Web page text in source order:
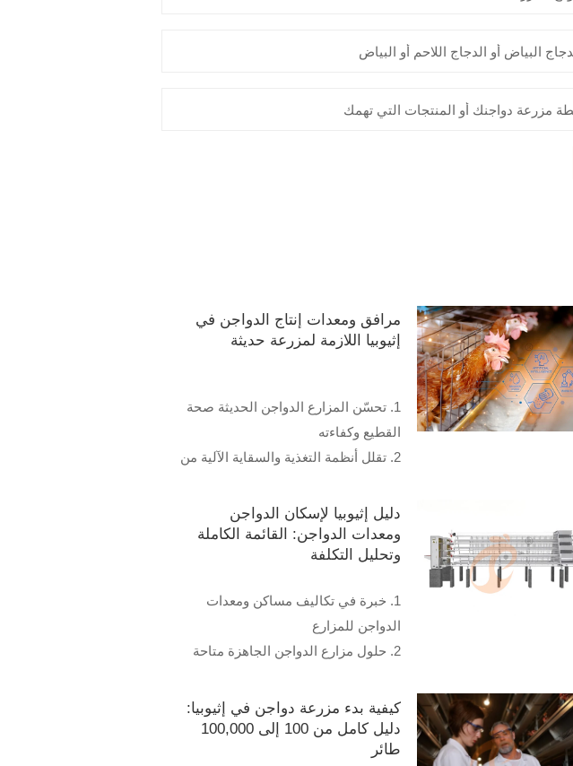
مرافق ومعدات إنتاج الدواجن في
إثيوبيا اللازمة لمزرعة حديثة
1. تحسّن المزارع الدواجن الحديثة صحة
القطيع وكفاءته
2. تقلل أنظمة التغذية والسقاية الآلية من
3. يعزز التحكم الذكي في المناخ النمو
وإنتاج البيض
4. تضمن إدارة النفايات وتكامل إنترنت
5. الاستقبال/رقم الواتساب:
+8618830120193
دليل إثيوبيا لإسكان الدواجن
ومعدات الدواجن: القائمة الكاملة
وتحليل التكلفة
1. خبرة في تكاليف مساكن ومعدات
الدواجن للمزارع
2. حلول مزارع الدواجن الجاهزة متاحة
3. أنظمة التحكم الذكية للدواجن المزودة
بتقنية إنترنت الأشياء للكفاءة
4. حلول موثوقة للأقفاص والمعالف
كيفية بدء مزرعة دواجن في إثيوبيا:
دليل كامل من 100 إلى 100,000
طائر